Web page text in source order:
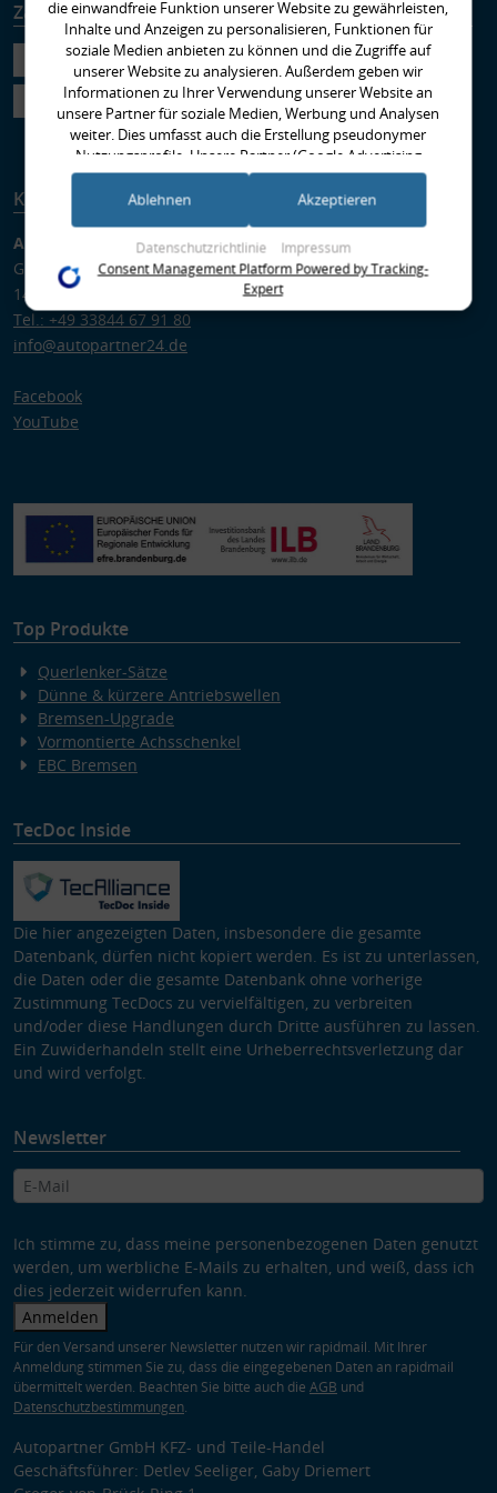
Zahlungsarten Versandarten
Kontakt
Autopartner GmbH
Gregor-von-Brück-Ring 1
14822 Brück
Tel.: +49 33844 67 91 80
info@autopartner24.de
Facebook
YouTube
Top Produkte
Querlenker-Sätze
Dünne & kürzere Antriebswellen
Bremsen-Upgrade
Vormontierte Achsschenkel
EBC Bremsen
TecDoc Inside
Die hier angezeigten Daten, insbesondere die gesamte
Datenbank, dürfen nicht kopiert werden. Es ist zu unterlassen,
die Daten oder die gesamte Datenbank ohne vorherige
Zustimmung TecDocs zu vervielfältigen, zu verbreiten
und/oder diese Handlungen durch Dritte ausführen zu lassen.
Ein Zuwiderhandeln stellt eine Urheberrechtsverletzung dar
und wird verfolgt.
Newsletter
Ich stimme zu, dass meine personenbezogenen Daten genutzt
werden, um werbliche E-Mails zu erhalten, und weiß, dass ich
dies jederzeit widerrufen kann.
Anmelden
Für den Versand unserer Newsletter nutzen wir rapidmail. Mit Ihrer
Anmeldung stimmen Sie zu, dass die eingegebenen Daten an rapidmail
übermittelt werden. Beachten Sie bitte auch die AGB und
Datenschutzbestimmungen.
Autopartner GmbH KFZ- und Teile-Handel
Geschäftsführer: Detlev Seeliger, Gaby Driemert
die einwandfreie Funktion unserer Website zu gewährleisten,
Inhalte und Anzeigen zu personalisieren, Funktionen für
soziale Medien anbieten zu können und die Zugriffe auf
unserer Website zu analysieren. Außerdem geben wir
Informationen zu Ihrer Verwendung unserer Website an
unsere Partner für soziale Medien, Werbung und Analysen
weiter. Dies umfasst auch die Erstellung pseudonymer
Nutzungsprofile. Unsere Partner (Google Advertising
Products) führen diese Informationen möglicherweise mit
weiteren Daten zusammen, die Sie ihnen bereitgestellt haben
im Rahmen Ihrer Nutzung der Dienste gesammelt haben
(bspw. Nutzungsdaten anderer Geräte). Ihre Einwilligung zur
Nutzung von Cookies und Pixeln können Sie jederzeit
widerrufen, indem Sie auf den Datenschutz-Button links
unten klicken und dort die entsprechenden Anpassungen
Zwecke der Datenverarbeitung durch unsere Partner:
Speichern von oder Zugriff auf Informationen auf einem Endgerät
Verwendung reduzierter Daten zur Auswahl von Werbeanzeigen
Verwendung von Profilen zur Auswahl personalisierter Inhalte
Messung der Werbeleistung
Messung der Performance von Inhalten
Analyse von Zielgruppen durch Statistiken oder Kombinationen
von Daten aus verschiedenen Quellen
Besondere Features:
Verwendung genauer Standortdaten
Endgeräteeigenschaften zur Identifikation aktiv abfragen
Datenschutzrichtlinie Impressum
Ablehnen Akzeptieren
Consent Management Platform Powered by Tracking-
Expert